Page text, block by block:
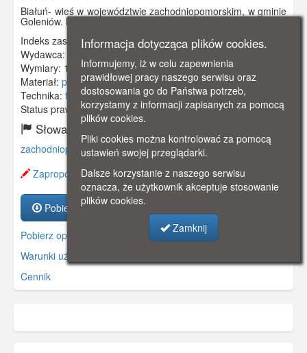
Białuń- wieś w województwie zachodniopomorskim, w gminie
Goleniów. Na pocztówce widzimy budynek starej cegielni.
Indeks zasobu:GSP00811
Wydawca:
A,Rogorsch, Danzig
Wymiary: 139 x 90 mm
Materiał: pocztówka
Technika: fotografia czarno-biała
Status prawny:Użycie Niekomercyjne
Słowa kluczowe:
zachodniopomorskie,cegielni ,goleniów,muggenhall
Zaproponuj zmianę opisu.
Pobierz zasób
Pobierz opis
Warunki używania zasobów.
Cennik
Informacja dotycząca plików cookies.
Informujemy, iż w celu zapewnienia
prawidłowej pracy naszego serwisu oraz
dostosowania go do Państwa potrzeb,
korzystamy z informacji zapisanych za pomocą
plików cookies.
Pliki cookies można kontrolować za pomocą
ustawień swojej przeglądarki.
Dalsze korzystanie z naszego serwisu
oznacza, że użytkownik akceptuje stosowanie
plików cookies.
Zamknij